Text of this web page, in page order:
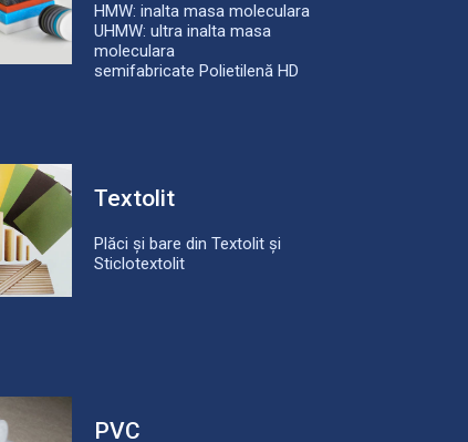
HMW: inalta masa moleculara
UHMW: ultra inalta masa
moleculara
semifabricate Polietilenă HD
Textolit
Plăci și bare din Textolit și
Sticlotextolit
PVC